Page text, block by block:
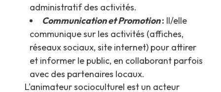
administratif des activités.
Communication et Promotion: Il/elle
communique sur les activités (affiches,
réseaux sociaux, site internet) pour attirer
et informer le public, en collaborant parfois
avec des partenaires locaux.
L'animateur socioculturel est un acteur